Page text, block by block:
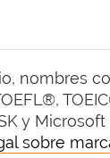
nombres
y
sobre